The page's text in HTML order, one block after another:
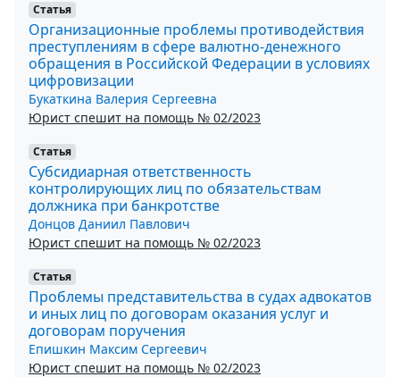
Статья
Организационные проблемы противодействия
преступлениям в сфере валютно-денежного
обращения в Российской Федерации в условиях
цифровизации
Букаткина Валерия Сергеевна
Юрист спешит на помощь № 02/2023
Статья
Субсидиарная ответственность
контролирующих лиц по обязательствам
должника при банкротстве
Донцов Даниил Павлович
Юрист спешит на помощь № 02/2023
Статья
Проблемы представительства в судах адвокатов
и иных лиц по договорам оказания услуг и
договорам поручения
Епишкин Максим Сергеевич
Юрист спешит на помощь № 02/2023